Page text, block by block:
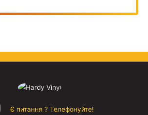
Є питання ? Телефонуйте!